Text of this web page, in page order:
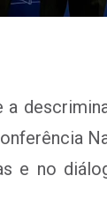
a
e no